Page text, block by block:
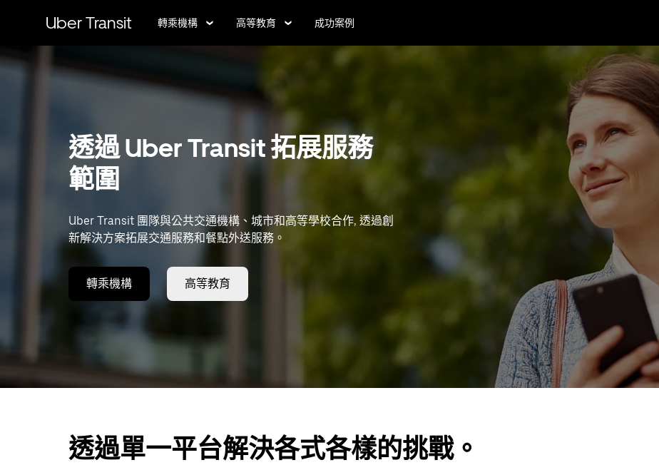
要
Uber Transit 轉乘機構 高等教育 成功案例
透過 Uber Transit 拓展服務
範圍
Uber Transit 團隊與公共交通機構、城市和高等學校合作, 透過創
新解決方案拓展交通服務和餐點外送服務。
轉乘機構 高等教育
透過單一平台解決各式各樣的挑戰。